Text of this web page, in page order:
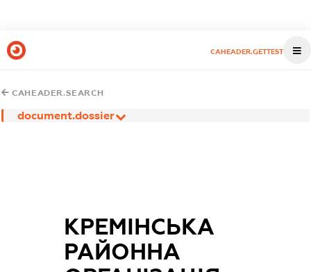
CAHEADER.GETTEST
CAHEADER.SEARCH
document.dossier
КРЕМІНСЬКА
РАЙОННА